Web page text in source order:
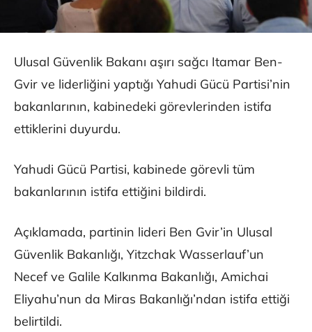
Ulusal Güvenlik Bakanı aşırı sağcı Itamar Ben-
Gvir ve liderliğini yaptığı Yahudi Gücü Partisi’nin
bakanlarının, kabinedeki görevlerinden istifa
ettiklerini duyurdu.
Yahudi Gücü Partisi, kabinede görevli tüm
bakanlarının istifa ettiğini bildirdi.
Açıklamada, partinin lideri Ben Gvir’in Ulusal
Güvenlik Bakanlığı, Yitzchak Wasserlauf’un
Necef ve Galile Kalkınma Bakanlığı, Amichai
Eliyahu’nun da Miras Bakanlığı’ndan istifa ettiği
belirtildi.